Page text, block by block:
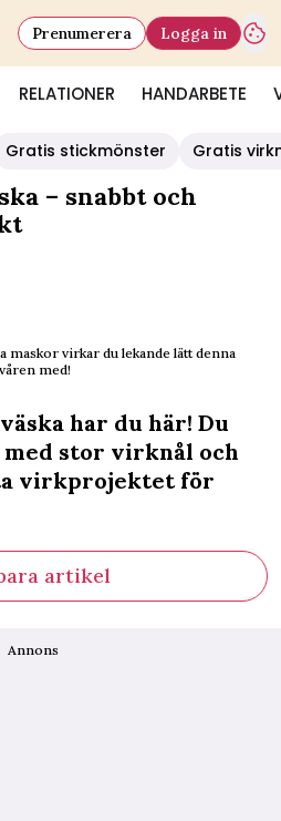
RELATIONER HANDARBETE
Prenumerera Logga in
Gratis stickmönster Gratis
– snabbt och
maskor virkar du ­lekande lätt denna
med!
har du här! Du
stor virknål och
virkprojektet för
artikel
Annons